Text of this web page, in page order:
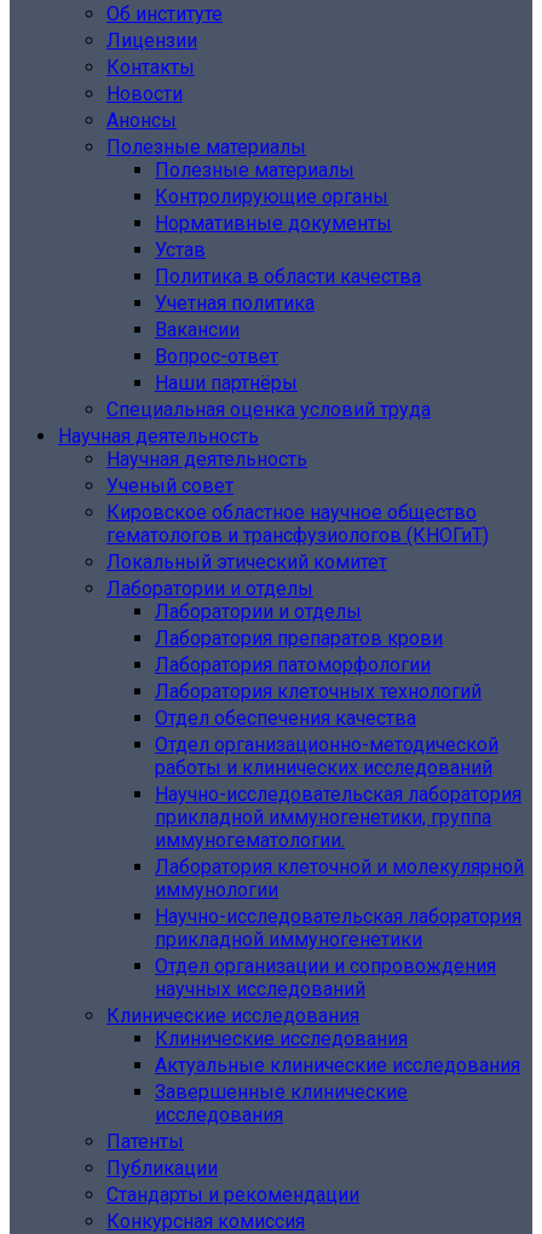
Об институте
Лицензии
Контакты
Новости
Анонсы
Полезные материалы
Полезные материалы
Контролирующие органы
Нормативные документы
Устав
Политика в области качества
Учетная политика
Вакансии
Вопрос-ответ
Наши партнёры
Специальная оценка условий труда
Научная деятельность
Научная деятельность
Ученый совет
Кировское областное научное общество
гематологов и трансфузиологов (КНОГиТ)
Локальный этический комитет
Лаборатории и отделы
Лаборатории и отделы
Лаборатория препаратов крови
Лаборатория патоморфологии
Лаборатория клеточных технологий
Отдел обеспечения качества
Отдел организационно-методической
работы и клинических исследований
Научно-исследовательская лаборатория
прикладной иммуногенетики, группа
иммуногематологии.
Лаборатория клеточной и молекулярной
иммунологии
Научно-исследовательская лаборатория
прикладной иммуногенетики
Отдел организации и сопровождения
научных исследований
Клинические исследования
Клинические исследования
Актуальные клинические исследования
Завершенные клинические
исследования
Патенты
Публикации
Стандарты и рекомендации
Конкурсная комиссия